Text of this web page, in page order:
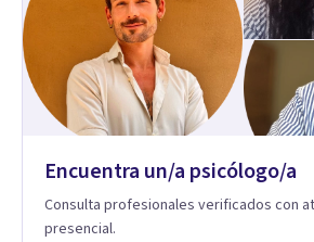
Encuentra un/a psicólogo/a
Consulta profesionales verificados con
presencial.